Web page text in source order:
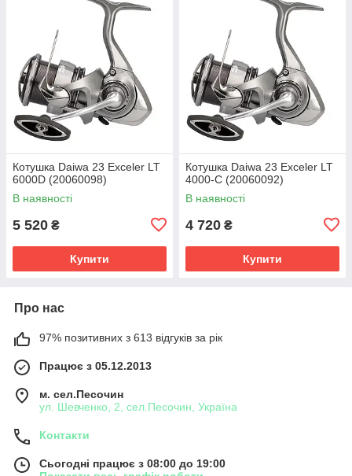
Котушка Daiwa 23 Exceler LT
6000D (20060098)
В наявності
5 520 ₴
Купити
Котушка Daiwa 23 Exceler LT
4000-C (20060092)
В наявності
4 720 ₴
Купити
Про нас
97% позитивних з 613 відгуків за рік
Працює з 05.12.2013
м. сел.Песочин
ул. Шевченко, 2, сел.Песочин, Україна
Контакти
Сьогодні працює з 08:00 до 19:00